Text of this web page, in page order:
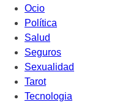
Ocio
Política
Salud
Seguros
Sexualidad
Tarot
Tecnologia